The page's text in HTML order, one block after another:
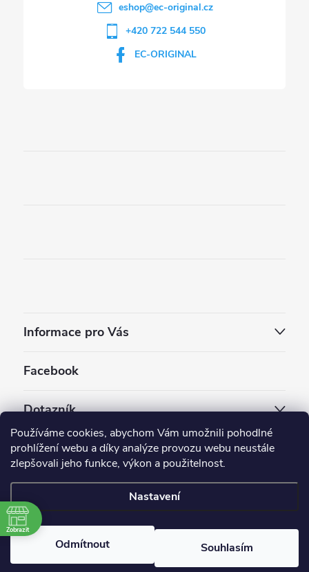
Používáme cookies, abychom Vám umožnili pohodlné
prohlížení webu a díky analýze provozu webu neustále
zlepšovali jeho funkce, výkon a použitelnost.
Nastavení
Odmítnout Souhlasím
eshop@ec-original.cz
+420 722 544 550
EC-ORIGINAL
Informace pro Vás
Facebook
Dotazník
Jaký styl vapování vám vyhovuje ?
Copyright 2026
Upravit nastavení cookies
Zobrazit